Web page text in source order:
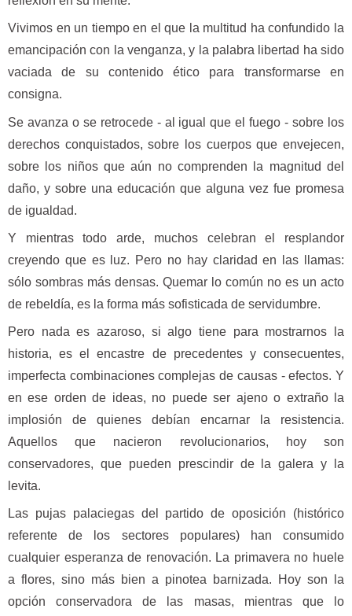
Vivimos en un tiempo en el que la multitud ha confundido la
emancipación con la venganza, y la palabra libertad ha sido
vaciada de su contenido ético para transformarse en
consigna.
Se avanza o se retrocede - al igual que el fuego - sobre los
derechos conquistados, sobre los cuerpos que envejecen,
sobre los niños que aún no comprenden la magnitud del
daño, y sobre una educación que alguna vez fue promesa
de igualdad.
Y mientras todo arde, muchos celebran el resplandor
creyendo que es luz. Pero no hay claridad en las llamas:
sólo sombras más densas. Quemar lo común no es un acto
de rebeldía, es la forma más sofisticada de servidumbre.
Pero nada es azaroso, si algo tiene para mostrarnos la
historia, es el encastre de precedentes y consecuentes,
imperfecta combinaciones complejas de causas - efectos. Y
en ese orden de ideas, no puede ser ajeno o extraño la
implosión de quienes debían encarnar la resistencia.
Aquellos que nacieron revolucionarios, hoy son
conservadores, que pueden prescindir de la galera y la
levita.
Las pujas palaciegas del partido de oposición (histórico
referente de los sectores populares) han consumido
cualquier esperanza de renovación. La primavera no huele
a flores, sino más bien a pinotea barnizada. Hoy son la
opción conservadora de las masas, mientras que lo